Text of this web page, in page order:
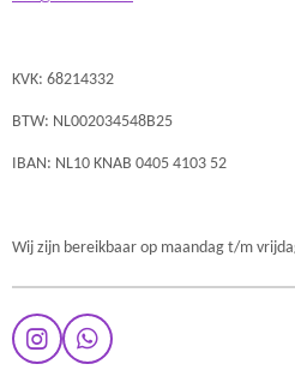
KVK: 68214332
BTW: NL002034548B25
IBAN: NL10 KNAB 0405 4103 52
Wij zijn bereikbaar op maandag t/m
I
n
W
h